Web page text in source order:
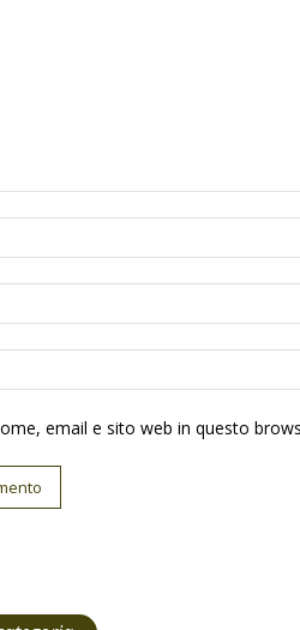
email e sito web in questo